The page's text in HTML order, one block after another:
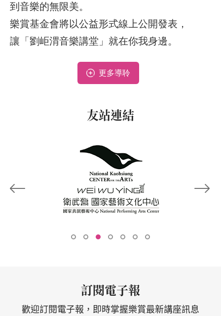
到音樂的無限美。
樂賞基金會將以公益形式線上公開發表，
讓「劉岠渭音樂講堂」就在你我身邊。
更多導聆
友站連結
訂閱電子報
歡迎訂閱電子報，即時掌握樂賞最新講座訊息